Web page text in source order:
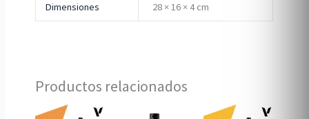
Dimensiones 28 × 16 × 4 cm
Productos relacionados